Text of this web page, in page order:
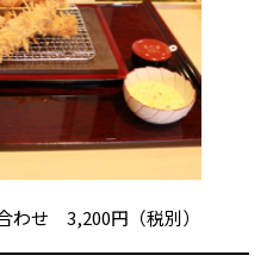
わせ 3,200円（税別）